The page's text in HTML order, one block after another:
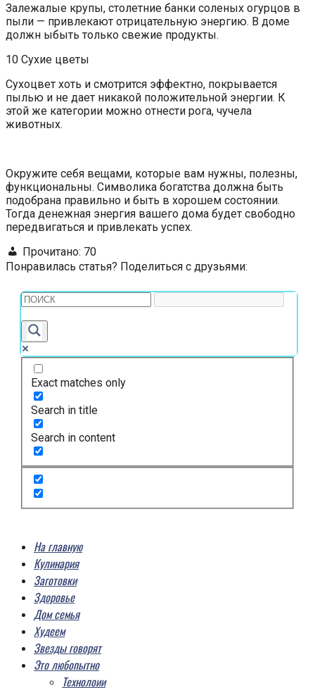
Залежалые крупы, столетние банки соленых огурцов в
пыли — привлекают отрицательную энергию. В доме
должн ыбыть только свежие продукты.
10 Сухие цветы
Сухоцвет хоть и смотрится эффектно, покрывается
пылью и не дает никакой положительной энергии. К
этой же категории можно отнести рога, чучела
животных.
Окружите себя вещами, которые вам нужны, полезны,
функциональны. Символика богатства должна быть
подобрана правильно и быть в хорошем состоянии.
Тогда денежная энергия вашего дома будет свободно
передвигаться и привлекать успех.
Прочитано: 70
Понравилась статья? Поделиться с друзьями:
Exact matches only
Search in title
Search in content
На главную
Кулинария
Заготовки
Здоровье
Дом семья
Худеем
Звезды говорят
Это любопытно
Технолоии